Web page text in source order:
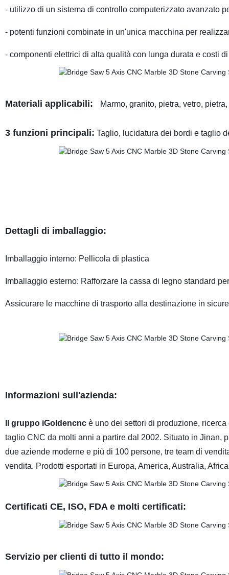
- utilizzo di un sistema di controllo computerizzato avanzato
- potenti funzioni combinate in un'unica macchina per
- componenti elettrici di alta qualità con lunga durata e costi
Materiali applicabili: Marmo, granito, pietra, vetro,
3 funzioni principali: Taglio, lucidatura dei bordi e taglio
Dettagli di imballaggio:
Imballaggio interno: Pellicola di plastica
Imballaggio esterno: Rafforzare la cassa di legno standard
Assicurare le macchine di trasporto alla destinazione in
Informazioni sull'azienda:
Il gruppo iGoldencncè uno dei settori di produzione,
taglio CNC da molti anni a partire dal 2002. Situato in Jinan,
due aziende moderne e più di 100 persone, tre team di
vendita. Prodotti esportati in Europa, America, Australia,
Certificati CE, ISO, FDA e molti certificati:
Servizio per clienti di tutto il mondo: